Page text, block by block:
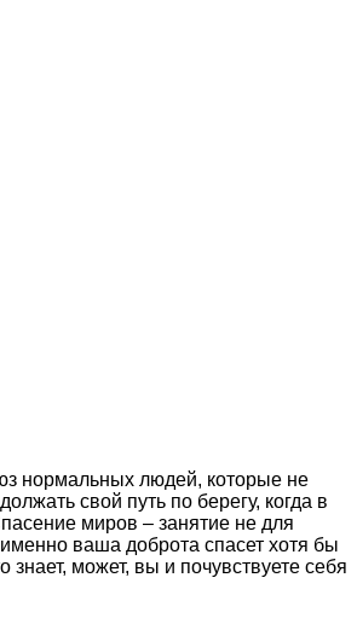
нормальных людей, которые не
свой путь по берегу, когда в
миров – занятие не для
ваша доброта спасет хотя бы
знает, может, вы и почувствуете себя